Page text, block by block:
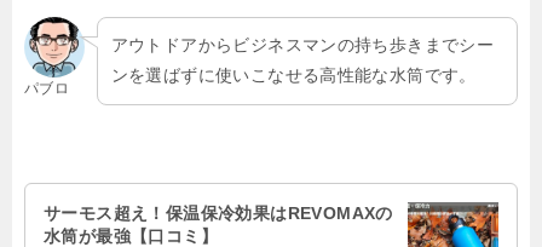
パブロ
アウトドアからビジネスマンの持ち歩きまでシー
ンを選ばずに使いこなせる高性能な水筒です。
サーモス超え！保温保冷効果はREVOMAXの
水筒が最強【口コミ】